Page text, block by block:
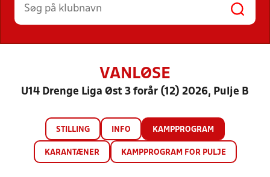
VANLØSE
U14 Drenge Liga Øst 3 forår (12) 2026, Pulje B
STILLING INFO KAMPPROGRAM
KARANTÆNER KAMPPROGRAM FOR PULJE